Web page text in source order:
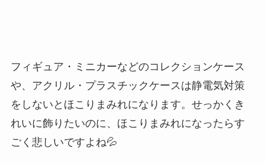
フィギュア・ミニカーなどのコレクションケース
や、アクリル・プラスチックケースは静電気対策
をしないとほこりまみれになります。せっかくき
れいに飾りたいのに、ほこりまみれになったらす
ごく悲しいですよね💦